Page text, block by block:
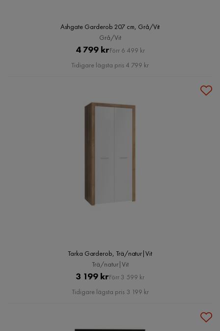
Ashgate Garderob 207 cm, Grå/Vit
Grå/Vit
Pris
4 799 krOriginal
Pris
Förr 6 499 kr
Tidigare lägsta pris 4 799 kr
Tarka Garderob, Trä/natur|Vit
Trä/natur|Vit
Pris
3 199 krOriginal
Pris
Förr 3 599 kr
Tidigare lägsta pris 3 199 kr